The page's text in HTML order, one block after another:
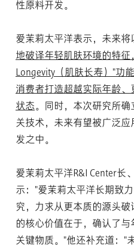
性原料开发。
爱茉莉太平洋表示，未来将
地破译年轻肌肤环境的特征
Longevity（肌肤长寿）"功
消费者打造超越实际年龄
状态。同时，本次研究所
关技术，未来有望被广泛
发之中。
爱茉莉太平洋R&I Center长
示："爱茉莉太平洋长期致
究，力求从更本质的源头
的核心价值在于，确认了
关键物质。"他还补充道："